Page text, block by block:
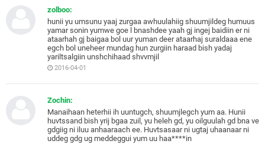
zolboo:
hunii yu umsunu yaaj zurgaa awhuulahiig shuumjildeg humuus
yamar sonin yumwe goe l bnashdee yaah gj ingej baidiin er ni
ataarhah gj baigaa bol uur yuman deer ataarhaj suraldaaa ene
egch bol uneheer mundag hun zurgiin haraad bish yadaj
yariltsalgiin unshchihaad shvvmjil
2016-04-01
Zochin:
Manaihaan heterhii ih uuntugch, shuumjlegch yum aa. Hunii
huvtssand bish yrij bgaa zuil, yu heleh gd, yu oilguulah gd bna ve
gdgiig ni iluu anhaaraach ee. Huvtsasaar ni ugtaj uhaanaar ni
uddeg gdg ug meddeggui yum uu haa****in